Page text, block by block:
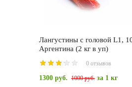
Лангустины с головой L1,
Аргентина (2 кг в уп)
0 отзывов
1300 руб. 1000 руб. за 1 кг